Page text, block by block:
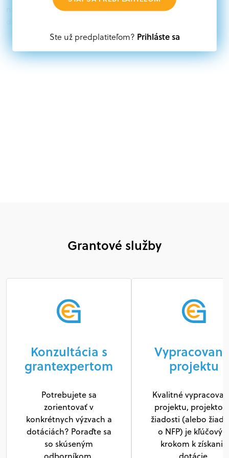
nájdete aktuálne výzvy z eurofondov, plánu obnovy a
Oprávnení partneri:
Akákoľvek právnická osoba, t. j. verejný alebo súkromný
Ste už predplatiteľom? Prihláste sa
Grantové služby
Konzultácia s
grantexpertom
Potrebujete sa
zorientovať v
konkrétnych výzvach a
dotáciách? Poraďte sa
so skúseným
projektu
Kvalitné
projektu,
žiadosti (alebo
o NFP) je
krokom k získaniu